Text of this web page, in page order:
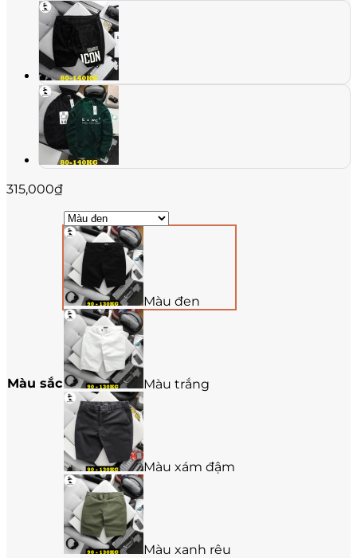
315,000₫
Màu sắc
Màu đen
Màu trắng
Màu xám đậm
Màu xanh rêu